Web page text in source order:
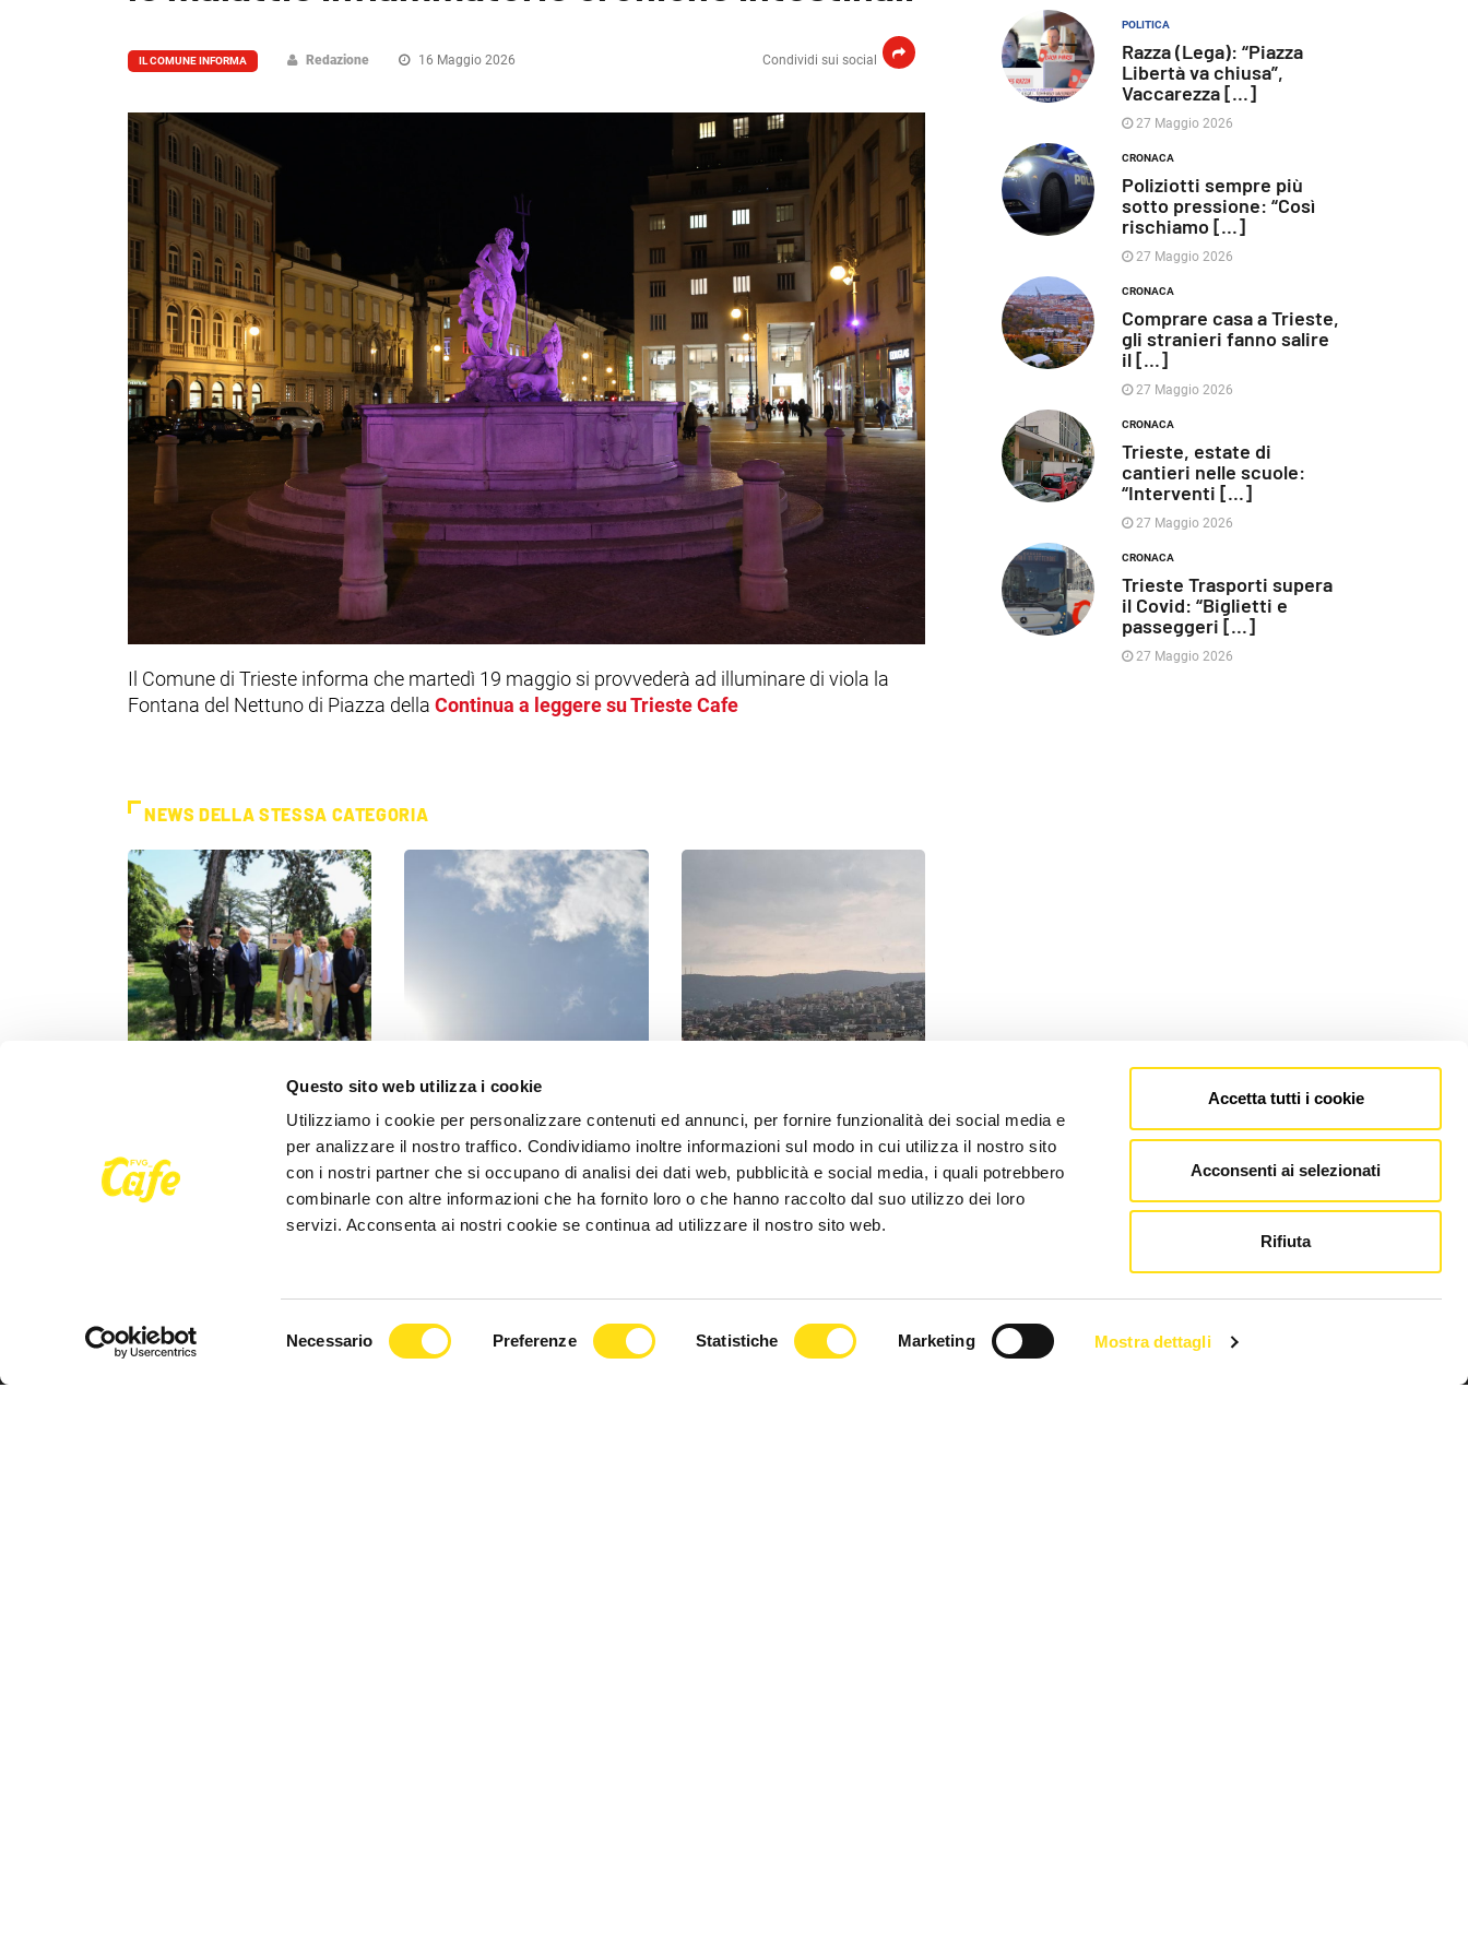
Questo sito web utilizza i cookie
Utilizziamo i cookie per personalizzare contenuti ed annunci, per fornire funzionalità dei social media e
per analizzare il nostro traffico. Condividiamo inoltre informazioni sul modo in cui utilizza il nostro sito
con i nostri partner che si occupano di analisi dei dati web, pubblicità e social media, i quali potrebbero
combinarle con altre informazioni che ha fornito loro o che hanno raccolto dal suo utilizzo dei loro
servizi. Acconsenta ai nostri cookie se continua ad utilizzare il nostro sito web.
Necessario Preferenze Statistiche Marketing Mostra dettagli
Accetta tutti i cookie
Acconsenti ai selezionati
Rifiuta
Condividi sui social
IL COMUNE INFORMA Redazione 16 Maggio 2026
Il Comune di Trieste informa che martedì 19 maggio si provvederà ad illuminare di viola la
Fontana del Nettuno di Piazza della Continua a leggere su Trieste Cafe
NEWS DELLA STESSA CATEGORIA
"Rai coltiva il futuro", messi a
dimora nuovi alberi in Piazzale
Rosmini
Lieve superamento dei valori
di ozono fino al 30 maggio: le
direttive sanitarie [...]
27 Maggio 2026
Superamento del valore
obiettivo di ozono a Trieste, le
raccomandazioni del [...]
27 Maggio 2026
POLITICA
Razza (Lega): “Piazza
Libertà va chiusa”,
Vaccarezza [...]
27 Maggio 2026
CRONACA
Poliziotti sempre più
sotto pressione: “Così
rischiamo [...]
27 Maggio 2026
CRONACA
Comprare casa a Trieste,
gli stranieri fanno salire
il [...]
27 Maggio 2026
CRONACA
Trieste, estate di
cantieri nelle scuole:
“Interventi [...]
27 Maggio 2026
CRONACA
Trieste Trasporti supera
il Covid: “Biglietti e
passeggeri [...]
27 Maggio 2026